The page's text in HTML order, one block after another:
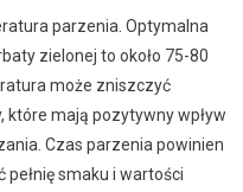
parzenia. Optymalna
zielonej to około 75-80
może zniszczyć
które mają pozytywny wpływ
Czas parzenia powinien
pełnię smaku i wartości